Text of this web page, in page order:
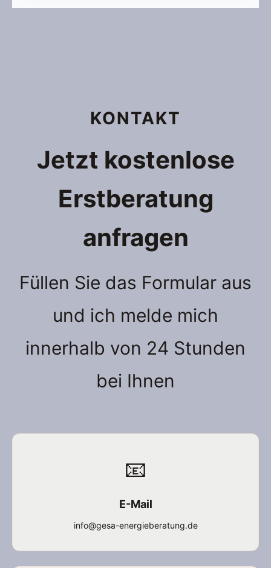
KONTAKT
Jetzt kostenlose
Erstberatung
anfragen
Füllen Sie das Formular aus
und ich melde mich
innerhalb von 24 Stunden
bei Ihnen
📧
E-Mail
info@gesa-energieberatung.de